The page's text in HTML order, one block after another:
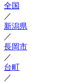
全国
／
新潟県
／
長岡市
／
台町
／